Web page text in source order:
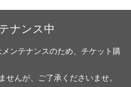
ナンス中
ンテナンスのため、チケット購
せんが、ご了承くださいませ。